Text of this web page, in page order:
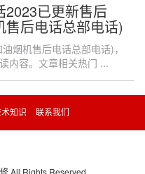
2023已更新售后
后电话总部电话)
烟机售后电话总部电话)，
内容。文章相关热门 ...
知识 联系我们